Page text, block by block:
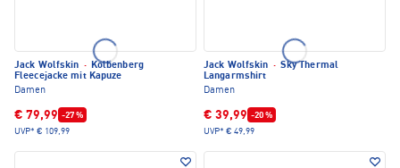
Jack Wolfskin · Kolbenberg
Fleecejacke mit Kapuze
Damen
€ 79,99 -27 %
UVP* € 109,99
Jack Wolfskin · Sky Thermal
Langarmshirt
Damen
€ 39,99 -20 %
UVP* € 49,99